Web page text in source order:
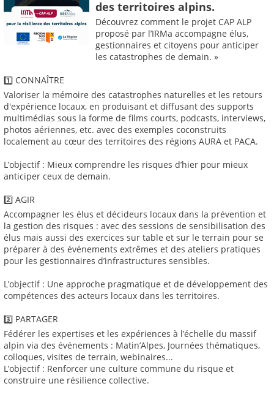
des territoires alpins.
Découvrez comment le projet CAP ALP
proposé par l’IRMa accompagne élus,
gestionnaires et citoyens pour anticiper
les catastrophes de demain. »
1️⃣ CONNAÎTRE
Valoriser la mémoire des catastrophes naturelles et les retours
d'expérience locaux, en produisant et diffusant des supports
multimédias sous la forme de films courts, podcasts, interviews,
photos aériennes, etc. avec des exemples coconstruits
localement au cœur des territoires des régions AURA et PACA.
L’objectif : Mieux comprendre les risques d’hier pour mieux
anticiper ceux de demain.
2️⃣ AGIR
Accompagner les élus et décideurs locaux dans la prévention et
la gestion des risques : avec des sessions de sensibilisation des
élus mais aussi des exercices sur table et sur le terrain pour se
préparer à des événements extrêmes et des ateliers pratiques
pour les gestionnaires d’infrastructures sensibles.
L’objectif : Une approche pragmatique et de développement des
compétences des acteurs locaux dans les territoires.
3️⃣ PARTAGER
Fédérer les expertises et les expériences à l’échelle du massif
alpin via des événements : Matin’Alpes, Journées thématiques,
colloques, visites de terrain, webinaires...
L’objectif : Renforcer une culture commune du risque et
construire une résilience collective.